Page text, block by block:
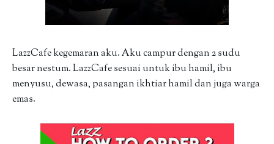
LazzCafe kegemaran aku. Aku campur dengan 2 sudu
besar nestum. LazzCafe sesuai untuk ibu hamil, ibu
menyusu, dewasa, pasangan ikhtiar hamil dan juga warga
emas.